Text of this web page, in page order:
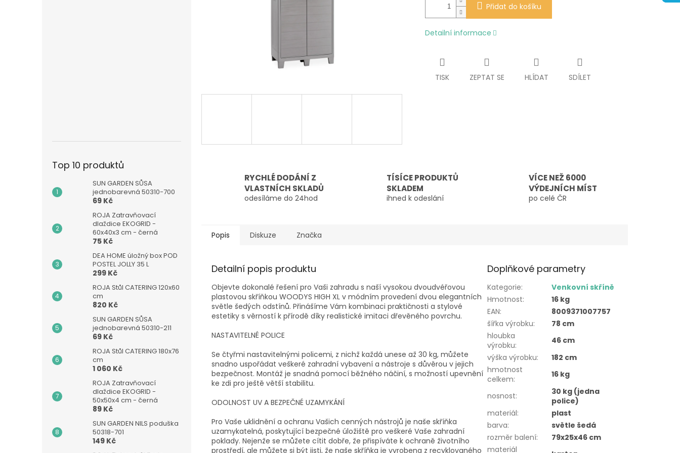
Top 10 produktů
SUN GARDEN SŮSA
jednobarevná 50310-700
69 Kč
ROJA Zatravňovací
dlaždice EKOGRID -
60x40x3 cm - černá
75 Kč
DEA HOME úložný box POD
POSTEL JOLLY 35 L
299 Kč
ROJA Stůl CATERING 120x60
cm
820 Kč
SUN GARDEN SŮSA
jednobarevná 50310-211
69 Kč
ROJA Stůl CATERING 180x76
cm
1 060 Kč
ROJA Zatravňovací
dlaždice EKOGRID -
50x50x4 cm - černá
89 Kč
SUN GARDEN NILS poduška
50318-701
149 Kč
Přidat do košíku
Detailní informace
TISK ZEPTAT SE HLÍDAT SDÍLET
RYCHLÉ DODÁNÍ Z
VLASTNÍCH SKLADŮ
odesíláme do 24hod
TÍSÍCE PRODUKTŮ
SKLADEM
ihned k odeslání
VÍCE NEŽ 6000
VÝDEJNÍCH MÍST
po celé ČR
Popis Diskuze Značka
Detailní popis produktu
Objevte dokonalé řešení pro Vaši zahradu s naší vysokou dvoudvéřovou
plastovou skříňkou WOODYS HIGH XL v módním provedení dvou elegantních
světle šedých odstínů. Přinášíme Vám kombinaci praktičnosti a stylové
estetiky s věrností k přírodě díky realistické imitaci dřevěného povrchu.
NASTAVITELNÉ POLICE
Se čtyřmi nastavitelnými policemi, z nichž každá unese až 30 kg, můžete
snadno uspořádat veškeré zahradní vybavení a nástroje s důvěrou v jejich
bezpečnost. Montáž je snadná pomocí běžného náčiní, s možností upevnění
ke zdi pro ještě větší stabilitu.
ODOLNOST UV A BEZPEČNÉ UZAMYKÁNÍ
Pro Vaše uklidnění a ochranu Vašich cenných nástrojů je naše skříňka
uzamykatelná, poskytující bezpečné úložiště pro veškeré Vaše zahradní
poklady. Nejenže se můžete cítit dobře, že přispíváte k ochraně životního
prostředí, ale můžete si být jisti, že naše skříňka je vyrobena z recyklovaného
Doplňkové parametry
Kategorie:
Venkovní skříně
Hmotnost:
16 kg
EAN:
8009371007757
šířka výrobku:
78 cm
hloubka
výrobku:
46 cm
výška výrobku:
182 cm
hmotnost
celkem: 16 kg
nosnost:
30 kg (jedna
police)
materiál:
plast
barva:
světle šedá
rozměr balení:
79x25x46 cm
materiál